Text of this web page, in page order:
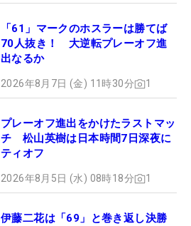
「61」マークのホスラーは勝てば
70人抜き！ 大逆転プレーオフ進
出なるか
2026年8月7日 (金) 11時30分 1
プレーオフ進出をかけたラストマッ
チ 松山英樹は日本時間7日深夜に
ティオフ
2026年8月5日 (水) 08時18分 1
伊藤二花は「69」と巻き返し決勝